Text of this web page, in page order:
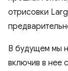
отрисовки
В будущем мы
включив в нее